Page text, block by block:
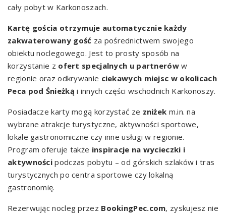
cały pobyt w Karkonoszach.
Kartę gościa otrzymuje automatycznie każdy
zakwaterowany gość za pośrednictwem swojego
obiektu noclegowego. Jest to prosty sposób na
korzystanie z ofert specjalnych u partneróww
regionie oraz odkrywanie ciekawych miejsc w okolicach
Peca pod Śnieżką i innych części wschodnich Karkonoszy.
Posiadacze karty mogą korzystać ze zniżek m.in. na
wybrane atrakcje turystyczne, aktywności sportowe,
lokale gastronomiczne czy inne usługi w regionie.
Program oferuje także inspiracje na wycieczki i
aktywności podczas pobytu – od górskich szlaków i tras
turystycznych po centra sportowe czy lokalną
gastronomię.
Rezerwując nocleg przez BookingPec.com, zyskujesz nie